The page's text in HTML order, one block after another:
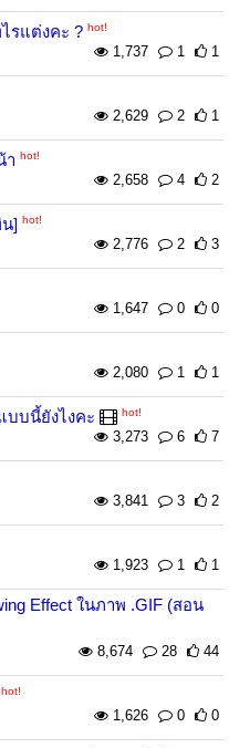
รแต่งคะ ? hot!
1,737 1 1
2,629 2 1
า hot!
2,658 4 2
น] hot!
2,776 2 3
1,647 0 0
2,080 1 1
บบนี้ยังไงคะ hot!
3,273 6 7
3,841 3 2
1,923 1 1
Effect ในภาพ .GIF (สอน
8,674 28 44
hot!
1,626 0 0